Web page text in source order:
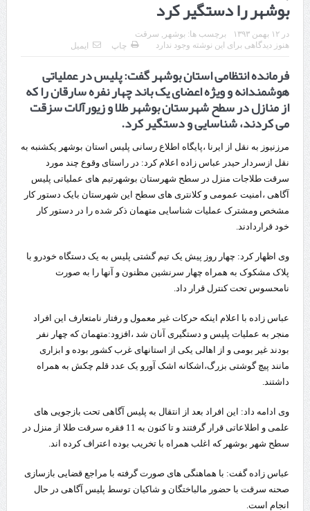
قدردانی وزیر میراث فرهنگی، گردشگری و صنایع دستی از استاندار اردبیل
استاندار اردبیل در دیدار دبیر شورای‌عالی مناطق آزاد و ویژه اقتصادی:
راه‌اندازی کامل منطقه آزاد اردبیل-بیله‌سوار و منطقه ویژه اقتصادی نمین تسریع
شود
در دیدار استاندار اردبیل و مدیرعامل بانک سینا محقق شد؛
تخصیص ۳۰۰میلیارد تومان برای تکمیل بزرگراه اردبیل-سرچم
کشف ۱۱ قبضه سلاح کلت کمری توسط مرزبانان هنگ مرزی ارومیه
رئیس سازمان راهداری:
روایت روزنامه اتریشی از بحران در مرز مغرب و اسپانیا
گذشت
بوشهر را دستگیر کرد
در ۱۲ بهمن ۱۳۹۳ برچسب ها: بوشهر , سرقت
هنوز دیدگاهی برای این نوشته وجود ندارد
چاپ ایمیل
فرمانده انتظامی استان بوشهر گفت: پلیس در عملیاتی
هوشمندانه و ویژه اعضای یک باند چهار نفره سارقان را که
از منازل در سطح شهرستان بوشهر طلا و زیورآلات سزقت
می کردند، شناسایی و دستگیر کرد.
مرزنیوز به نقل از ایرنا ،پایگاه اطلاع رسانی پلیس استان بوشهر یکشنبه به
نقل ازسردار حیدر عباس زاده اعلام کرد: در راستای وقوع چند مورد
سرقت طلاجات منزل در سطح شهرستان بوشهرتیم های عملیاتی پلیس
آگاهی ،امنیت عمومی و کلانتری های سطح این شهرستان بایک دستور کار
مشخص ومشترک عملیات شناسایی متهمان ذکر شده را در دستور کار
خود قراردادند.
وی اظهار کرد: چهار روز پیش یک تیم گشتی پلیس به یک دستگاه خودرو با
پلاک مشکوک به همراه چهار سرنشین مظنون و آنها را به صورت
نامحسوس تحت کنترل قرار داد.
عباس زاده با اعلام اینکه حرکات غیر معمول و رفتار نامتعارف این افراد
منجر به عملیات پلیس و دستگیری آنان شد ،افزود:متهمان که چهار نفر
بودند غیر بومی و از اهالی یکی از استانهای غرب کشور بوده و ابزاری
مانند پیچ گوشتی بزرگ،اشکانه اشک آورو یک عدد قلم چکش به همراه
داشتند.
وی ادامه داد: این افراد بعد از انتقال به پلیس آگاهی تحت بازجویی های
علمی و اطلاعاتی قرار گرفتند و تا کنون به 11 فقره سرقت طلا از منزل در
سطح شهر بوشهر که اغلب همراه با تخریب بوده اعتراف کرده اند.
عباس زاده گفت: با هماهنگی های صورت گرفته با مراجع قضایی بازسازی
صحنه سرقت با حضور مالباختگان و شاکیان توسط پلیس آگاهی در حال
انجام است.